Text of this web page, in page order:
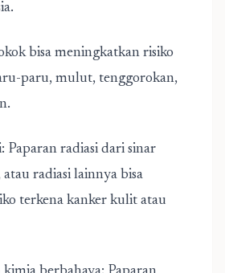
bisa meningkatkan risiko
paru, mulut, tenggorokan,
Paparan radiasi dari sinar
radiasi lainnya bisa
terkena kanker kulit atau